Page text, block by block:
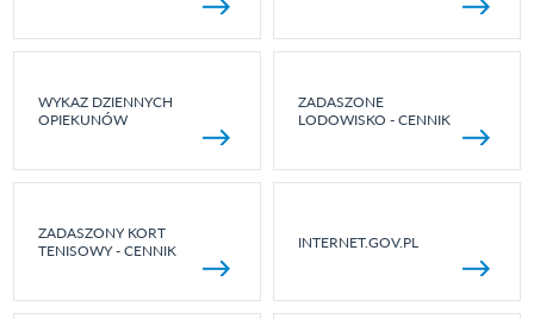
WYKAZ DZIENNYCH
OPIEKUNÓW
ZADASZONE
LODOWISKO - CENNIK
ZADASZONY KORT
TENISOWY - CENNIK
INTERNET.GOV.PL